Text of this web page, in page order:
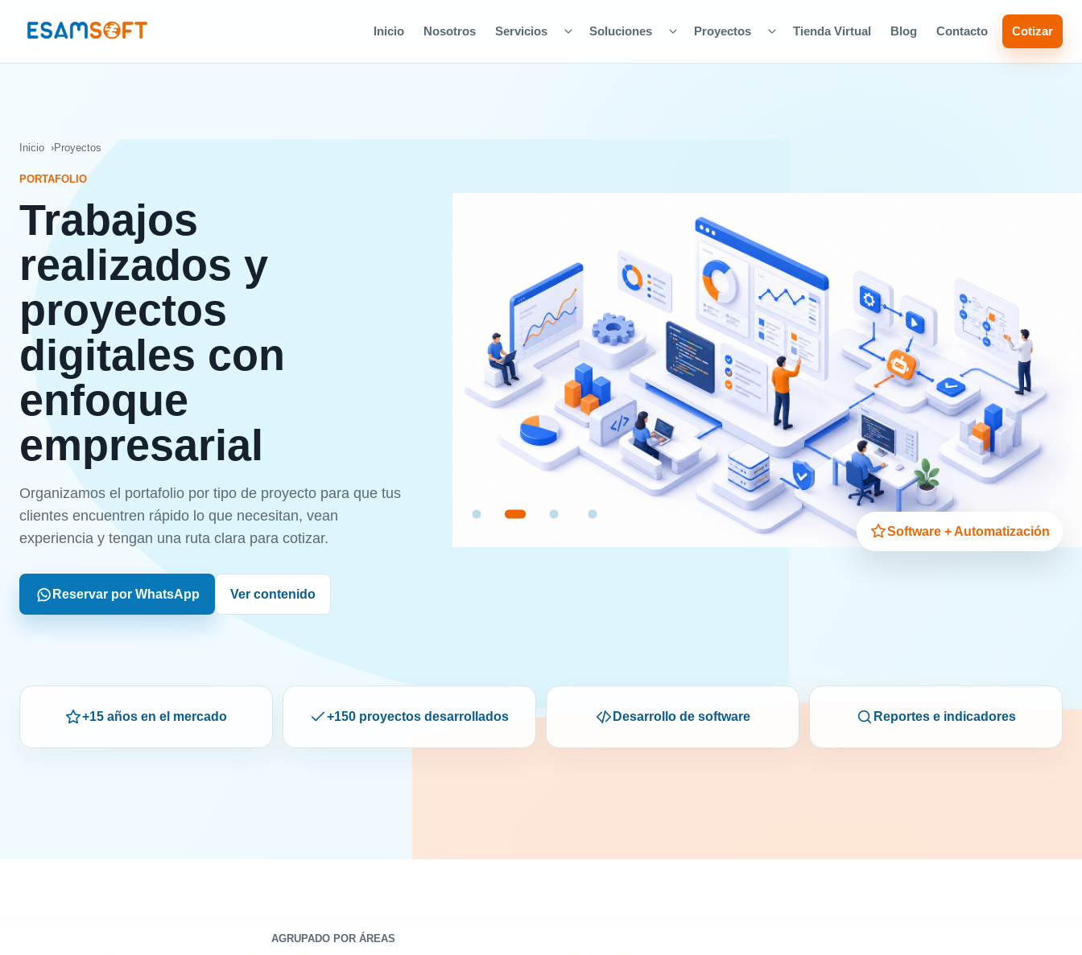
Inicio Nosotros Servicios Soluciones Proyectos Tienda Virtual Blog Contacto Cotizar
Inicio Proyectos
PORTAFOLIO
Trabajos
realizados y
proyectos
digitales con
enfoque
empresarial
Organizamos el portafolio por tipo de proyecto para que tus
clientes encuentren rápido lo que necesitan, vean
experiencia y tengan una ruta clara para cotizar.
Reservar por WhatsApp Ver contenido
Software + Automatización
+15 años en el mercado +150 proyectos desarrollados Desarrollo de software Reportes e indicadores
AGRUPADO POR ÁREAS